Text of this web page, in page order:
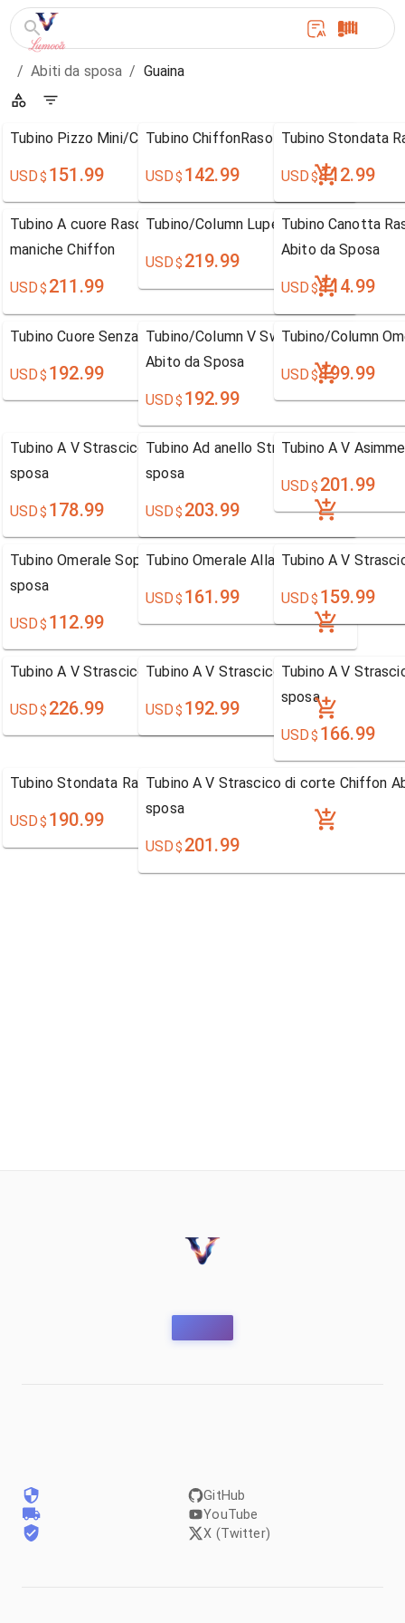
/ Abiti da sposa / Guaina
Tubino Pizzo Mini/Corto Quadrata Abito da sposa
USD$ 151.99
Tubino ChiffonRaso terra A VAbito da
USD$ 142.99
Tubino Stondata
USD$112.99
Tubino A cuore Raso terra Strascico a terra Senza
maniche Chiffon
USD$ 211.99
Tubino/Column Lupetto Maniche
USD$ 219.99
Tubino Canotta
Abito da Sposa
USD$114.99
Tubino Cuore Senza Maniche Abito da Sposa
USD$ 192.99
Tubino/Column V Sweep / treno
Abito da Sposa
USD$ 192.99
Tubino/Column
USD$199.99
Tubino A V Strascico di corte Chiffon Abito da
sposa
USD$ 178.99
Tubino Ad anello Strascico a terra
sposa
USD$ 203.99
Tubino A V
USD$ 201.99
Tubino Omerale Sopra la caviglia Pizzo Abito da
sposa
USD$ 112.99
Tubino Omerale Alla caviglia Raso
USD$ 161.99
Tubino A V
USD$ 159.99
Tubino A V Strascico di corte Pizzo Abito da sposa
USD$ 226.99
Tubino A V Strascico a terra Pizzo
USD$ 192.99
Tubino A V
sposa
USD$ 166.99
Tubino Stondata Raso terra Pizzo Abito da sposa
USD$ 190.99
Tubino A V Strascico di corte Chiffon
sposa
USD$ 201.99
GitHub
YouTube
X (Twitter)